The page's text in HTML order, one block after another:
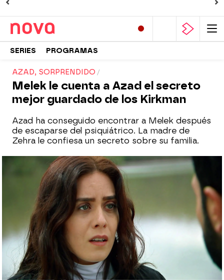
SERIES PROGRAMAS
AZAD, SORPRENDIDO
Melek le cuenta a Azad el secreto
mejor guardado de los Kirkman
Azad ha conseguido encontrar a Melek después
de escaparse del psiquiátrico. La madre de
Zehra le confiesa un secreto sobre su familia.
Nova
Publicado: 26 de julio de 2024, 16:34